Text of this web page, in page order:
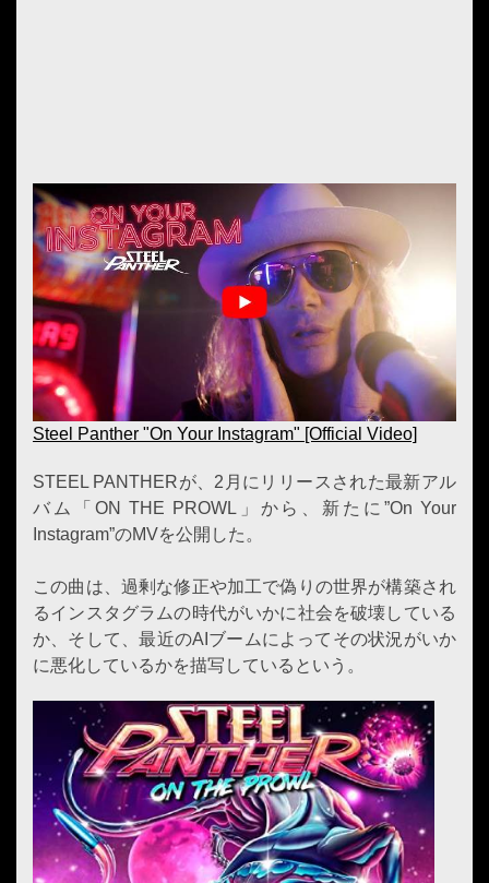
Steel Panther "On Your Instagram" [Official Video]
STEEL PANTHERが、2月にリリースされた最新アル
バム「ON THE PROWL」から、新たに”On Your
Instagram”のMVを公開した。
この曲は、過剰な修正や加工で偽りの世界が構築され
るインスタグラムの時代がいかに社会を破壊している
か、そして、最近のAIブームによってその状況がいか
に悪化しているかを描写しているという。